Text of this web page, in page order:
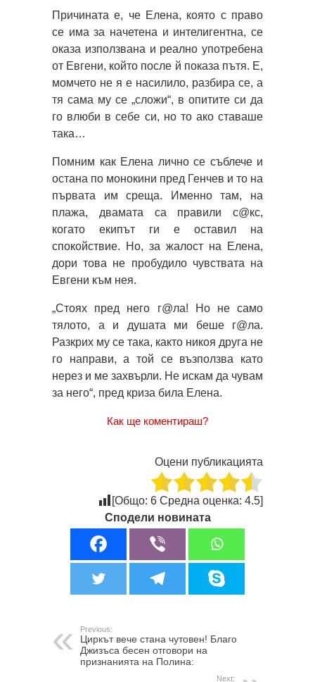
Причината е, че Елена, която с право
се има за начетена и интелигентна, се
оказа използвана и реално употребена
от Евгени, който после й показа пътя. Е,
момчето не я е насилило, разбира се, а
тя сама му се „сложи“, в опитите си да
го влюби в себе си, но то ако ставаше
така…
Помним как Елена лично се съблече и
остана по монокини пред Генчев и то на
първата им среща. Именно там, на
плажа, двамата са правили с@кс,
когато екипът ги е оставил на
спокойствие. Но, за жалост на Елена,
дори това не пробудило чувствата на
Евгени към нея.
„Стоях пред него г@ла! Но не само
тялото, а и душата ми беше г@ла.
Разкрих му се така, както никоя друга не
го направи, а той се възползва като
нерез и ме захвърли. Не искам да чувам
за него“, пред криза била Елена.
Как ще коментираш?
Оцени публикацията
[Общо: 6 Средна оценка: 4.5]
Сподели новината
Previous:
Циркът вече стана чутовен! Благо
Джизъса бесен отговори на
признанията на Полина:
Next: